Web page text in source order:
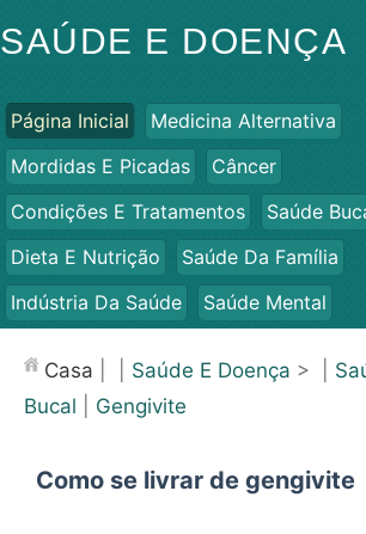
SAÚDE E DOENÇA
Página Inicial
Medicina Alternativa
Mordidas E Picadas
Câncer
Condições E Tratamentos
Saúde
Dieta E Nutrição
Saúde Da Família
Indústria Da Saúde
Saúde Mental
Saúde
Casa Saúde E Doença > |
Bucal
Gengivite
Como se livrar de gengivite